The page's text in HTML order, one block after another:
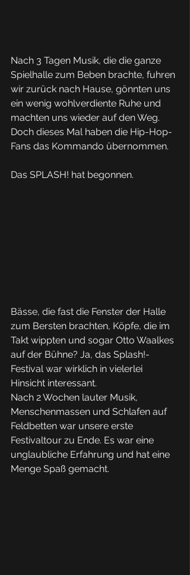
Nach 3 Tagen Musik, die die ganze
Spielhalle zum Beben brachte, fuhren
wir zurück nach Hause, gönnten uns
ein wenig wohlverdiente Ruhe und
machten uns wieder auf den Weg.
Doch dieses Mal haben die Hip-Hop-
Fans das Kommando übernommen.
Das SPLASH! hat begonnen.
Bässe, die fast die Fenster der Halle
zum Bersten brachten, Köpfe, die im
Takt wippten und sogar Otto Waalkes
auf der Bühne? Ja, das Splash!-
Festival war wirklich in vielerlei
Hinsicht interessant.
Nach 2 Wochen lauter Musik,
Menschenmassen und Schlafen auf
Feldbetten war unsere erste
Festivaltour zu Ende. Es war eine
unglaubliche Erfahrung und hat eine
Menge Spaß gemacht.